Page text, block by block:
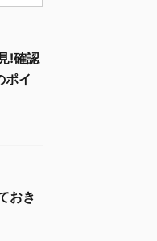
!確認
ポイ
おき